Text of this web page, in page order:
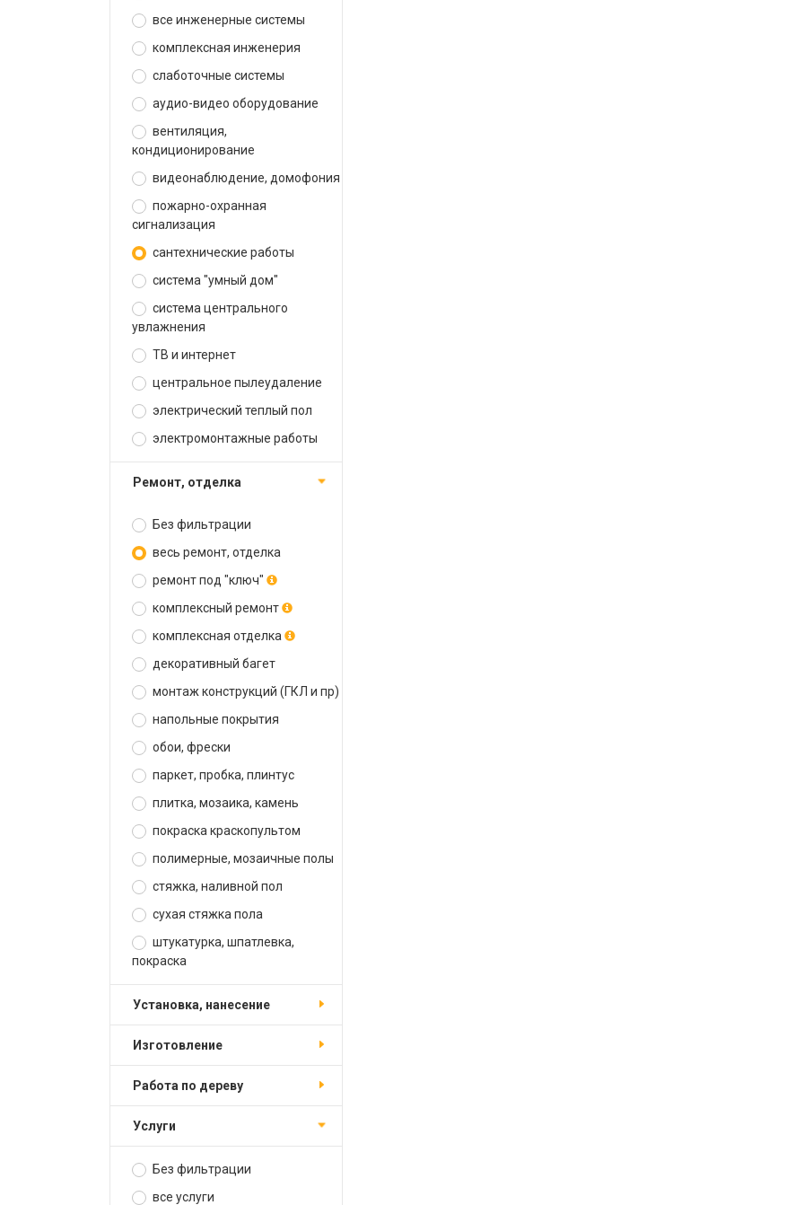
все инженерные системы
комплексная инженерия
слаботочные системы
аудио-видео оборудование
вентиляция,
кондиционирование
видеонаблюдение, домофония
пожарно-охранная
сигнализация
сантехнические работы
система "умный дом"
система центрального
увлажнения
ТВ и интернет
центральное пылеудаление
электрический теплый пол
электромонтажные работы
ремонт, отделка
Без фильтрации
весь ремонт, отделка
ремонт под "ключ"
комплексный ремонт
комплексная отделка
декоративный багет
монтаж конструкций (ГКЛ и пр)
напольные покрытия
обои, фрески
паркет, пробка, плинтус
плитка, мозаика, камень
покраска краскопультом
полимерные, мозаичные полы
стяжка, наливной пол
сухая стяжка пола
штукатурка, шпатлевка,
покраска
установка, нанесение
изготовление
работа по дереву
услуги
Без фильтрации
все услуги